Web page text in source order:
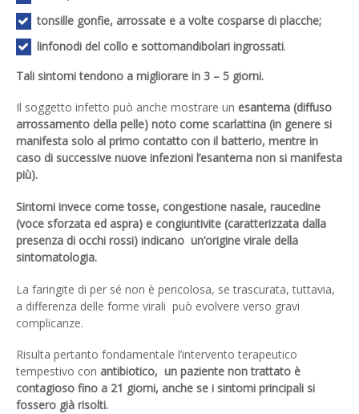
tonsille gonfie, arrossate e a volte cosparse di placche;
linfonodi del collo e sottomandibolari ingrossati.
Tali sintomi tendono a migliorare in 3 – 5 giorni.
Il soggetto infetto può anche mostrare un esantema (diffuso
arrossamento della pelle) noto come scarlattina (in genere si
manifesta solo al primo contatto con il batterio, mentre in
caso di successive nuove infezioni l’esantema non si manifesta
più).
Sintomi invece come tosse, congestione nasale, raucedine
(voce sforzata ed aspra) e congiuntivite (caratterizzata dalla
presenza di occhi rossi) indicano un’origine virale della
sintomatologia.
La faringite di per sé non è pericolosa, se trascurata, tuttavia,
a differenza delle forme virali può evolvere verso gravi
complicanze.
Risulta pertanto fondamentale l’intervento terapeutico
tempestivo con antibiotico, un paziente non trattato è
contagioso fino a 21 giorni, anche se i sintomi principali si
fossero già risolti.